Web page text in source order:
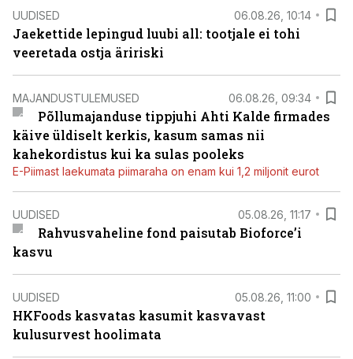
UUDISED 06.08.26, 10:14
Jaekettide lepingud luubi all: tootjale ei tohi
veeretada ostja äririski
MAJANDUSTULEMUSED 06.08.26, 09:34
Põllumajanduse tippjuhi Ahti Kalde firmades
käive üldiselt kerkis, kasum samas nii
kahekordistus kui ka sulas pooleks
E-Piimast laekumata piimaraha on enam kui 1,2 miljonit eurot
UUDISED 05.08.26, 11:17
Rahvusvaheline fond paisutab Bioforce’i
kasvu
UUDISED 05.08.26, 11:00
HKFoods kasvatas kasumit kasvavast
kulusurvest hoolimata